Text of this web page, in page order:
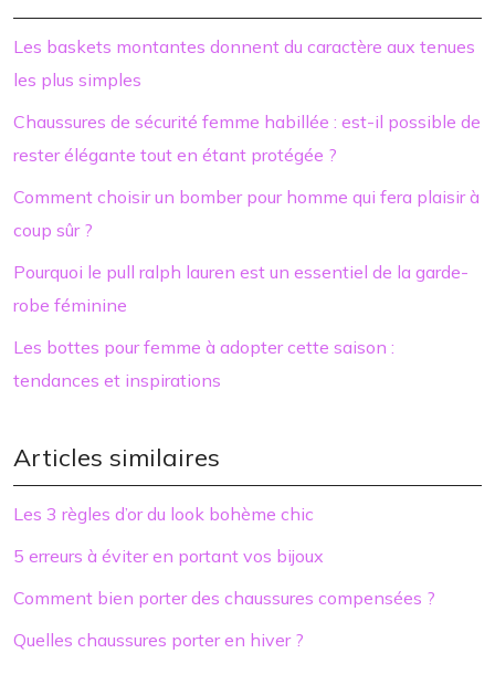
Les baskets montantes donnent du caractère aux tenues
les plus simples
Chaussures de sécurité femme habillée : est-il possible de
rester élégante tout en étant protégée ?
Comment choisir un bomber pour homme qui fera plaisir à
coup sûr ?
Pourquoi le pull ralph lauren est un essentiel de la garde-
robe féminine
Les bottes pour femme à adopter cette saison :
tendances et inspirations
Articles similaires
Les 3 règles d’or du look bohème chic
5 erreurs à éviter en portant vos bijoux
Comment bien porter des chaussures compensées ?
Quelles chaussures porter en hiver ?